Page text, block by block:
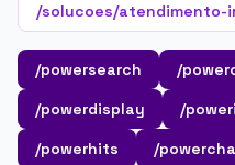
/solucoes/atendimento-
/powersearch /
/powerdisplay
/
/powerhits
/